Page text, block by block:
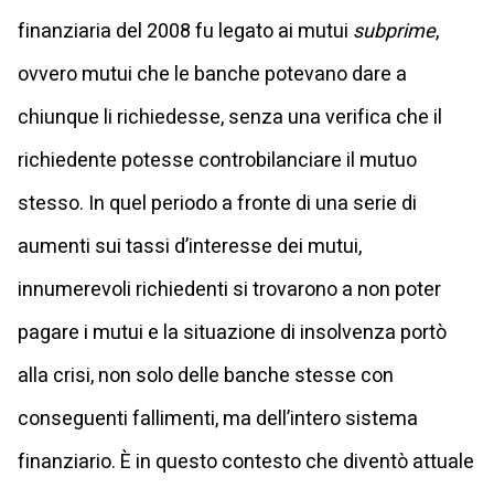
finanziaria del 2008 fu legato ai mutui subprime,
ovvero mutui che le banche potevano dare a
chiunque li richiedesse, senza una verifica che il
richiedente potesse controbilanciare il mutuo
stesso. In quel periodo a fronte di una serie di
aumenti sui tassi d’interesse dei mutui,
innumerevoli richiedenti si trovarono a non poter
pagare i mutui e la situazione di insolvenza portò
alla crisi, non solo delle banche stesse con
conseguenti fallimenti, ma dell’intero sistema
finanziario. È in questo contesto che diventò attuale